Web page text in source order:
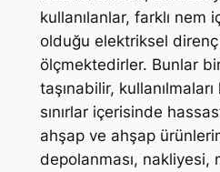
kullanılanlar, farklı nem
olduğu elektriksel direnç
ölçmektedirler. Bunlar
taşınabilir,
sınırlar içerisinde
ahşap ve ahşap
depolanması, nakliyesi,